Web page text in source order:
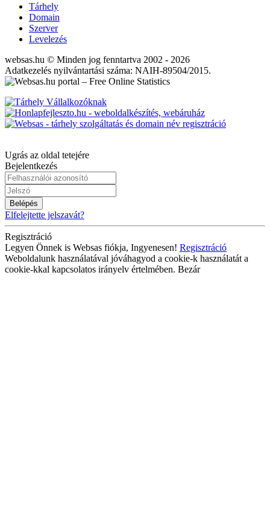
Tárhely
Domain
Szerver
Levelezés
websas.hu © Minden jog fenntartva 2002 - 2026
Adatkezelés nyilvántartási száma: NAIH-89504/2015.
Ugrás az oldal tetejére
Bejelentkezés
Belépés
Elfelejtette jelszavát?
Regisztráció
Legyen Önnek is Websas fiókja, Ingyenesen! Regisztráció
Weboldalunk használatával jóváhagyod a cookie-k használatát a
cookie-kkal kapcsolatos irányelv értelmében. Bezár